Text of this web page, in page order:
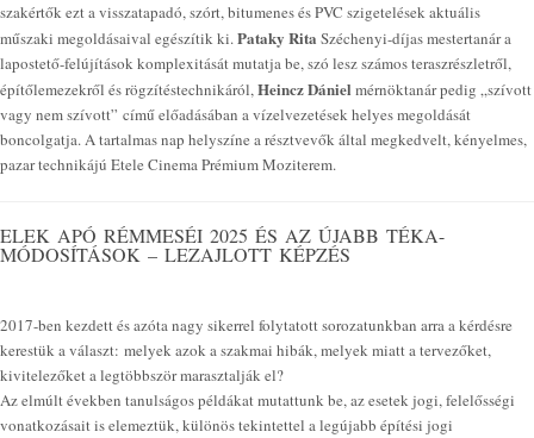
szakértők ezt a visszatapadó, szórt, bitumenes és PVC szigetelések aktuális
műszaki megoldásaival egészítik ki.Pataky Rita Széchenyi-díjas mestertanár a
lapostető-felújítások komplexitását mutatja be, szó lesz számos teraszrészletről,
építőlemezekről és rögzítéstechnikáról,Heincz Dániel mérnöktanár pedig „szívott
vagy nem szívott” című előadásában a vízelvezetések helyes megoldását
boncolgatja. A tartalmas nap helyszíne a résztvevők által megkedvelt, kényelmes,
pazar technikájú Etele Cinema Prémium Moziterem.
ELEK APÓ RÉMMESÉI 2025 ÉS AZ ÚJABB TÉKA-
MÓDOSÍTÁSOK – LEZAJLOTT KÉPZÉS
2017-ben kezdett és azóta nagy sikerrel folytatott sorozatunkban arra a kérdésre
kerestük a választ: melyek azok a szakmai hibák, melyek miatt a tervezőket,
kivitelezőket a legtöbbször marasztalják el?
Az elmúlt években tanulságos példákat mutattunk be, az esetek jogi, felelősségi
vonatkozásait is elemeztük, különös tekintettel a legújabb építési jogi